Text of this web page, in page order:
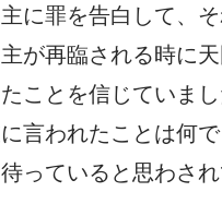
に罪を告白して、
が再臨される時に
ことを信じていま
言われたことは何
っていると思わされ